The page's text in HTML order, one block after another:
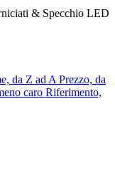
da Z ad A Prezzo, da
caro Riferimento,